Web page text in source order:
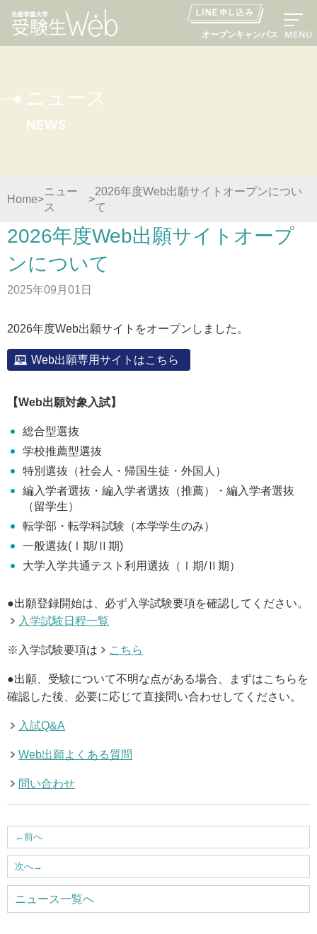
オープンキャンパス MENU
資料請求
オープンキャンパス LINE申し込み
ニュース
デジタルパンフレット
アクセス
入試情報
入試イベント
就職・キャリア
ウェブマガジン
学費・奨学金
〒004-8631 北海道札幌市厚別区大谷地西2-3-1
サイトマップ
© Copyright2026 Hokusei Gakuen University.
All rights reserved.
ニュース
News
Home
ニュー
ス
2026年度Web出願サイトオープンについ
て
2026年度Web出願サイトオープ
ンについて
2025年09月01日
2026年度Web出願サイトをオープンしました。
Web出願専用サイトはこちら
【Web出願対象入試】
総合型選抜
学校推薦型選抜
特別選抜（社会人・帰国生徒・外国人）
編入学者選抜・編入学者選抜（推薦）・編入学者選抜
（留学生）
転学部・転学科試験（本学学生のみ）
一般選抜(Ⅰ期/Ⅱ期)
大学入学共通テスト利用選抜（Ⅰ期/Ⅱ期）
●出願登録開始は、必ず入学試験要項を確認してください。
入学試験日程一覧
※入学試験要項は こちら
●出願、受験について不明な点がある場合、まずはこちらを
確認した後、必要に応じて直接問い合わせしてください。
入試Q&A
Web出願よくある質問
問い合わせ
←前へ
次へ→
ニュース一覧へ